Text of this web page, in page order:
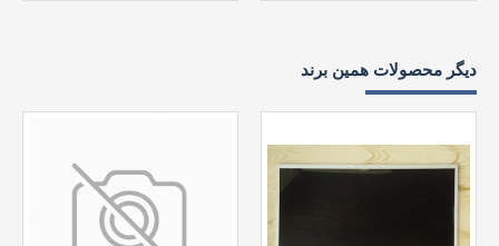
دیگر محصولات همین برند